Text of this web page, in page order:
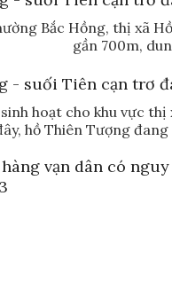
Bắc Hồng, thị xã
gần 700m,
hoạt cho khu vực
hồ Thiên Tượng